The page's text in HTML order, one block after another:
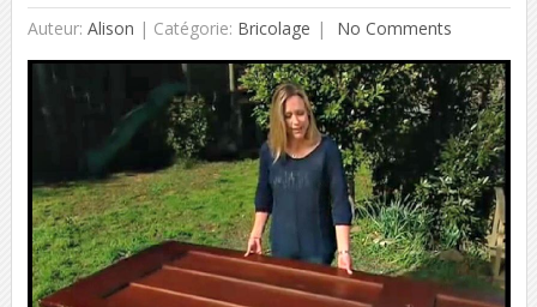
Auteur: Alison | Catégorie: Bricolage No Comments